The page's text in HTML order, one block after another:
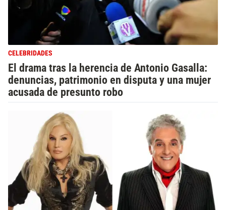
CELEBRIDADES
El drama tras la herencia de Antonio Gasalla:
denuncias, patrimonio en disputa y una mujer
acusada de presunto robo